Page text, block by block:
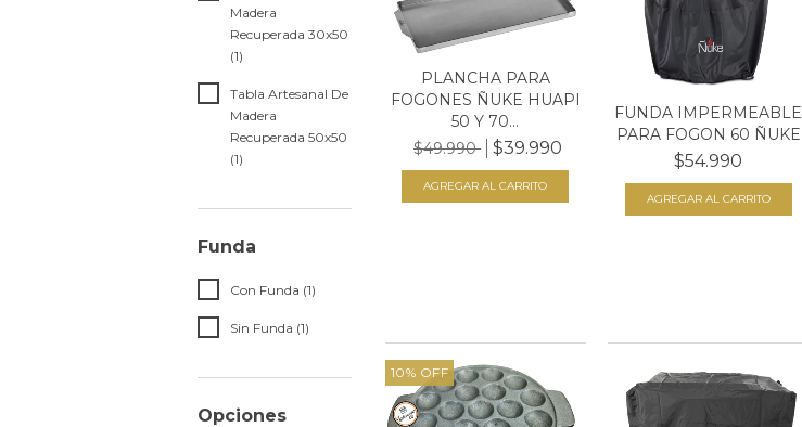
Madera
Recuperada 30x50
(1)
Tabla Artesanal De
Madera
Recuperada 50x50
(1)
Funda
Con Funda (1)
Sin Funda (1)
Opciones
PLANCHA PARA
FOGONES ÑUKE HUAPI
50 Y 70...
$49.990
$39.990
FUNDA IMPERMEABLE
PARA FOGON 60 ÑUKE
$54.990
10% OFF